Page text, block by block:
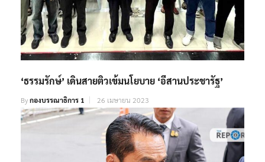
‘ธรรมรักษ์’ เดินสายติวเข้มนโยบาย ‘อีสานประชารัฐ’
Byกองบรรณาธิการ 1 26 เมษายน 2023